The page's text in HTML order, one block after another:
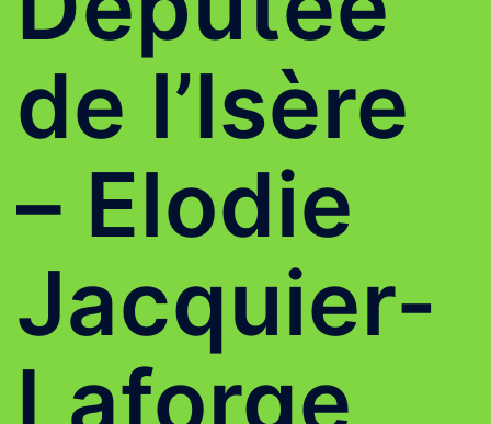
de l’Isère
– Elodie
Jacquier-
Laforge